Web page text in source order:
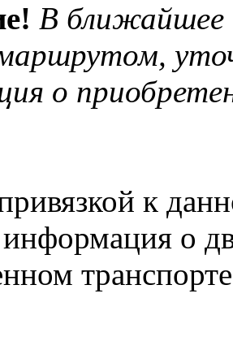
В ближайшее
о
к
информация о